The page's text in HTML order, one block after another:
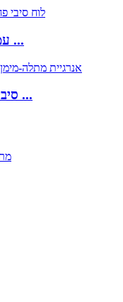
עמיד בפני טמפרטורה גבוהה ...
סיבי פחמן מל"ט מתלה-הידרו ...